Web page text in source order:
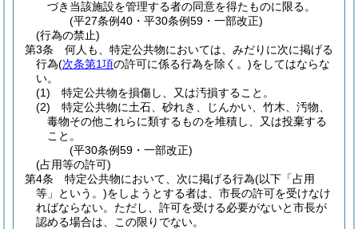
づき当該施設を管理する者の同意を得たものに限る。
(平27条例40・平30条例59・一部改正)
(行為の禁止)
第3条
何人も、特定公共物においては、みだりに次に掲げる
行為(次条第1項の許可に係る行為を除く。)をしてはならな
い。
(1)
特定公共物を損傷し、又は汚損すること。
(2)
特定公共物に土石、砂れき、じんかい、竹木、汚物、
毒物その他これらに類するものを堆積し、又は投棄する
こと。
(平30条例59・一部改正)
(占用等の許可)
第4条
特定公共物において、次に掲げる行為(以下「占用
等」という。)をしようとする者は、市長の許可を受けなけ
ればならない。 ただし、許可を受ける必要がないと市長が
認める場合は、この限りでない。